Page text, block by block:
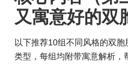
又寓意好的双
以下推荐10组不同风格的双
类型，每组均附带寓意解析，